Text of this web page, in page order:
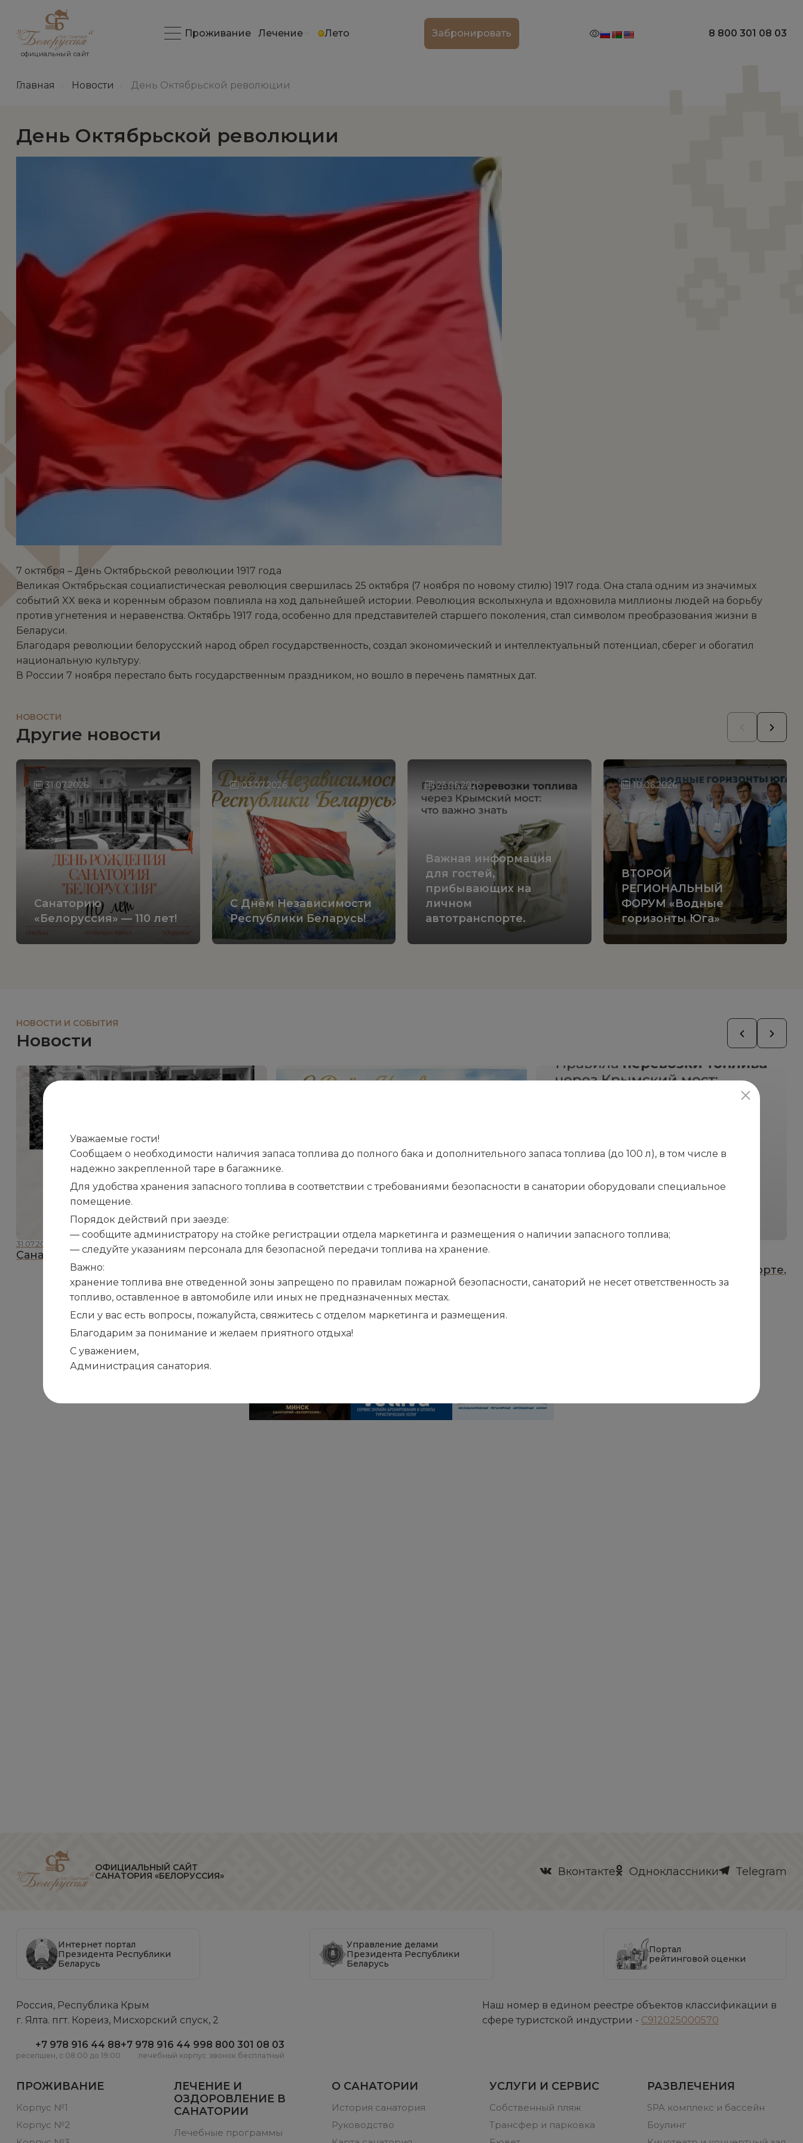
официальный сайт
Проживание Лечение Лето Забронировать 8 800 301 08 03
Главная Новости День Октябрьской революции
День Октябрьской революции
7 октября – День Октябрьской революции 1917 года
Великая Октябрьская социалистическая революция свершилась 25 октября (7 ноября по новому стилю) 1917 года. Она стала одним из значимых
событий XX века и коренным образом повлияла на ход дальнейшей истории. Революция всколыхнула и вдохновила миллионы людей на борьбу
против угнетения и неравенства. Октябрь 1917 года, особенно для представителей старшего поколения, стал символом преобразования жизни в
Беларуси.
Благодаря революции белорусский народ обрел государственность, создал экономический и интеллектуальный потенциал, сберег и обогатил
национальную культуру.
В России 7 ноября перестало быть государственным праздником, но вошло в перечень памятных дат.
НОВОСТИ
Другие новости
31.07.2026
Санаторию
«Белоруссия» — 110 лет!
03.07.2026
С Днём Независимости
Республики Беларусь!
23.06.2026
Важная информация
для гостей,
прибывающих на
личном
автотранспорте.
10.06.2026
ВТОРОЙ
РЕГИОНАЛЬНЫЙ
ФОРУМ «Водные
горизонты Юга»
НОВОСТИ И СОБЫТИЯ
Новости
31.07.2026
Санаторию «Белоруссия» — 110 лет!
С Днём Независимости Республики
прибывающих на личном автотранспорте.
Наши друзья и партнёры
ОФИЦИАЛЬНЫЙ САЙТ
САНАТОРИЯ «БЕЛОРУССИЯ» Вконтакте Одноклассники Telegram
Интернет портал
Президента Республики
Беларусь
Управление делами
Президента Республики
Беларусь
Портал
рейтинговой оценки
Россия, Республика Крым
г. Ялта. пгт. Кореиз, Мисхорский спуск, 2
Наш номер в едином реестре объектов классификации в
сфере туристской индустрии - С912025000570
+7 978 916 44 88
ресепшен, c 08:00 до 19:00
+7 978 916 44 99
лечебный корпус
8 800 301 08 03
звонок бесплатный
ПРОЖИВАНИЕ
Корпус №1
Корпус №2
ЛЕЧЕНИЕ И
ОЗДОРОВЛЕНИЕ В
САНАТОРИИ
Лечебные программы
О САНАТОРИИ
История санатория
Руководство
УСЛУГИ И СЕРВИС
Собственный пляж
Трансфер и парковка
РАЗВЛЕЧЕНИЯ
SPA комплекс и бассейн
Боулинг
Уважаемые гости!
Сообщаем о необходимости наличия запаса топлива до полного бака и дополнительного запаса топлива (до 100 л), в том числе в
надежно закрепленной таре в багажнике.
Для удобства хранения запасного топлива в соответствии с требованиями безопасности в санатории оборудовали специальное
помещение.
Порядок действий при заезде:
— сообщите администратору на стойке регистрации отдела маркетинга и размещения о наличии запасного топлива;
— следуйте указаниям персонала для безопасной передачи топлива на хранение.
Важно:
хранение топлива вне отведенной зоны запрещено по правилам пожарной безопасности, санаторий не несет ответственность за
топливо, оставленное в автомобиле или иных не предназначенных местах.
Если у вас есть вопросы, пожалуйста, свяжитесь с отделом маркетинга и размещения.
Благодарим за понимание и желаем приятного отдыха!
С уважением,
Администрация санатория.